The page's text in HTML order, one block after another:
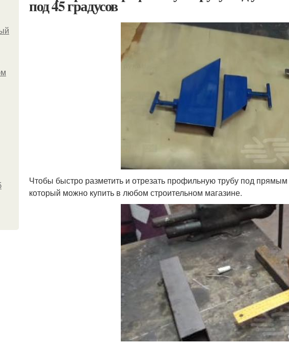
под 45 градусов
Чтобы быстро разметить и отрезать профильную трубу под
который можно купить в любом строительном магазине.